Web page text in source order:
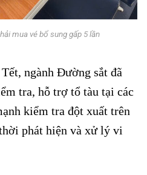
mua vé bổ sung gấp 5 lần
ngành Đường sắt đã
tra, hỗ trợ tổ tàu tại các
kiểm tra đột xuất trên
phát hiện và xử lý vi